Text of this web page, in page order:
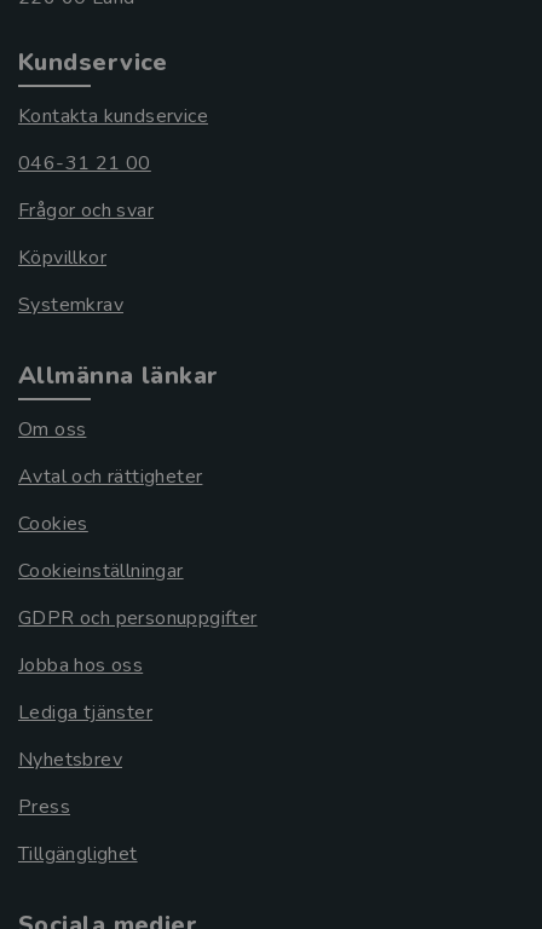
Kundservice
Kontakta kundservice
046-31 21 00
Frågor och svar
Köpvillkor
Systemkrav
Allmänna länkar
Om oss
Avtal och rättigheter
Cookies
Cookieinställningar
GDPR och personuppgifter
Jobba hos oss
Lediga tjänster
Nyhetsbrev
Press
Tillgänglighet